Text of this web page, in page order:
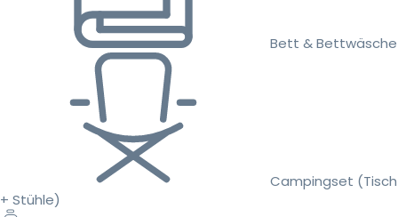
Bett & Bettwäsche
Campingset (Tisch
+ Stühle)